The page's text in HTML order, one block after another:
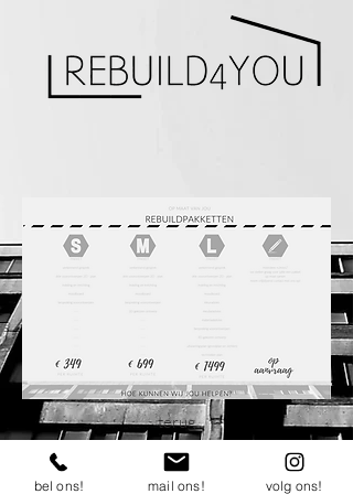
terug
bel ons! mail ons! volg ons!